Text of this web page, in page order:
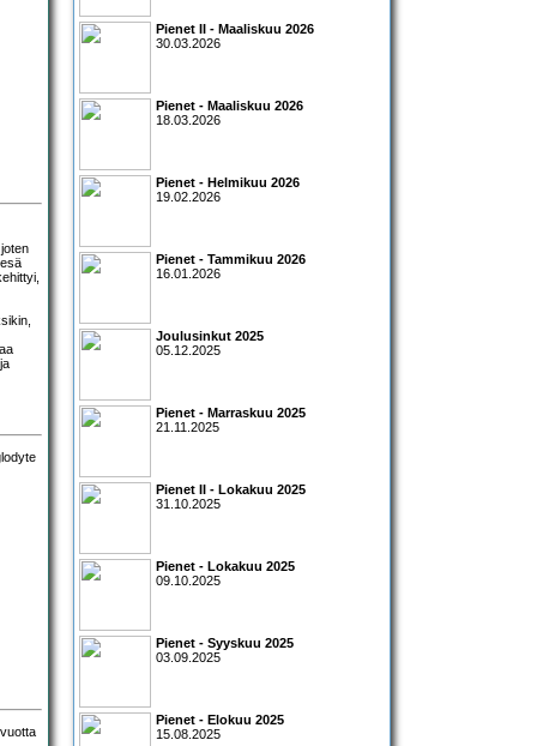
Pienet II - Maaliskuu 2026
30.03.2026
Pienet - Maaliskuu 2026
18.03.2026
Pienet - Helmikuu 2026
19.02.2026
Pienet - Tammikuu 2026
16.01.2026
Joulusinkut 2025
05.12.2025
Pienet - Marraskuu 2025
21.11.2025
Pienet II - Lokakuu 2025
31.10.2025
Pienet - Lokakuu 2025
09.10.2025
Pienet - Syyskuu 2025
03.09.2025
Pienet - Elokuu 2025
15.08.2025